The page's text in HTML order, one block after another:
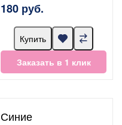
180 руб.
Купить
Заказать в 1 клик
Синие